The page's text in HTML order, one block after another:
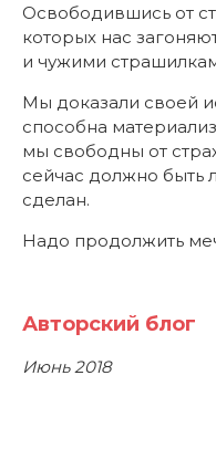
Освободившись от
которых нас
и чужими
Мы доказали своей
способна
мы свободны от
сейчас должно быть
сделан.
Надо продолжить
Авторский блог
Июнь 2018